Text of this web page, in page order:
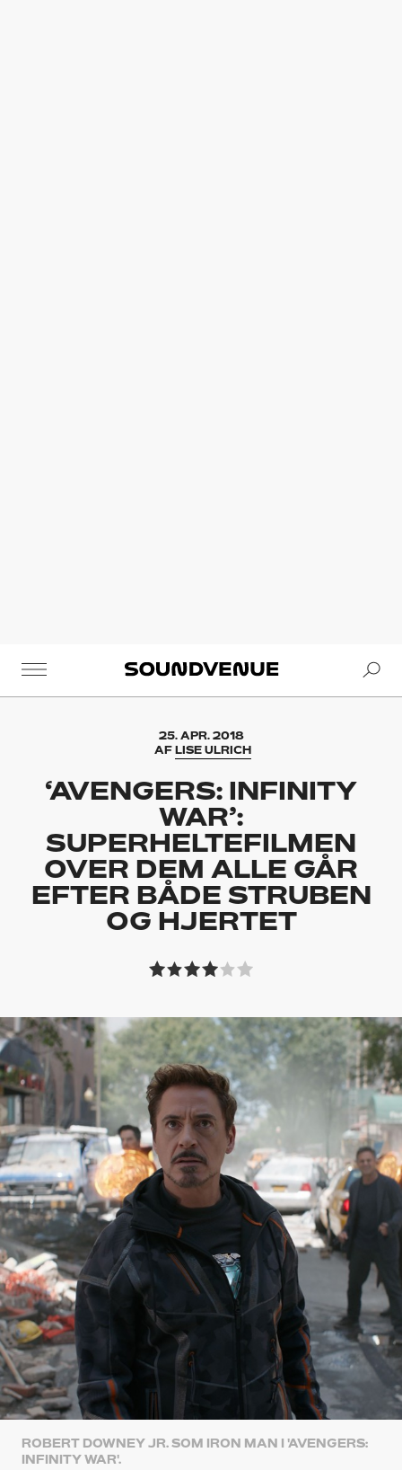
Soundvenue
25. APR. 2018
AF LISE ULRICH
‘AVENGERS: INFINITY
WAR’:
SUPERHELTEFILMEN
OVER DEM ALLE GÅR
EFTER BÅDE STRUBEN
OG HJERTET
ROBERT DOWNEY JR. SOM IRON MAN I 'AVENGERS:
INFINITY WAR'.